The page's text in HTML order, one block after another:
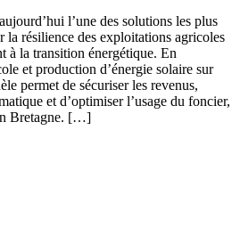
l’une des solutions les plus
la résilience des exploitations agricoles
à la transition énergétique. En
et production d’énergie solaire sur
permet de sécuriser les revenus,
et d’optimiser l’usage du foncier,
Bretagne. […]